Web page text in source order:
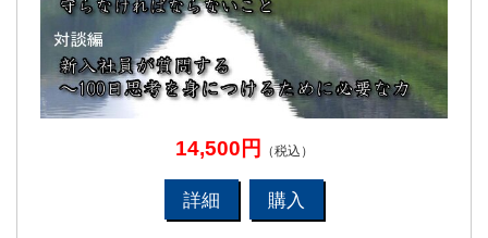
14,500円 （税込）
詳細 購入